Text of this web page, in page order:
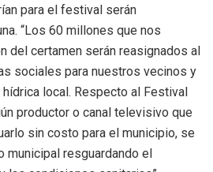
para el festival serán
“Los 60 millones que nos
del certamen serán reasignados al
sociales para nuestros vecinos y
local. Respecto al Festival
productor o canal televisivo que
sin costo para el municipio, se
municipal resguardando el